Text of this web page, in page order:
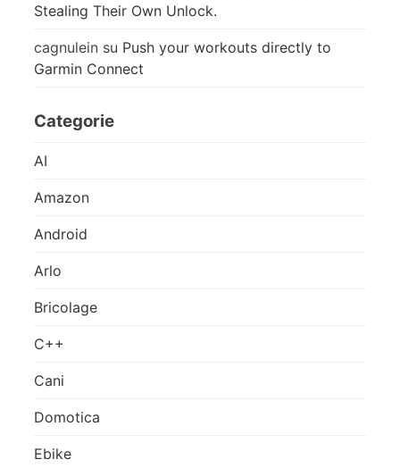
Stealing Their Own Unlock.
cagnulein su Push your workouts directly to
Garmin Connect
Categorie
AI
Amazon
Android
Arlo
Bricolage
C++
Cani
Domotica
Ebike